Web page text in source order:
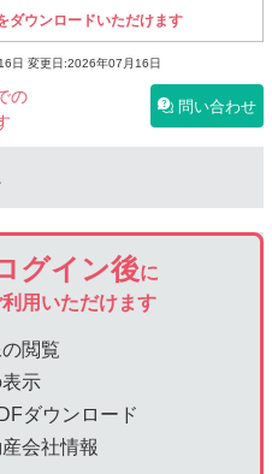
ダウンロードいただけます
日 変更日:2026年07月16日
の
問い合わせ
グイン後に
用いただけます
閲覧
表示
ダウンロード
会社情報